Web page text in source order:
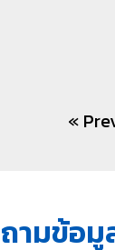
«
ามข้อมู